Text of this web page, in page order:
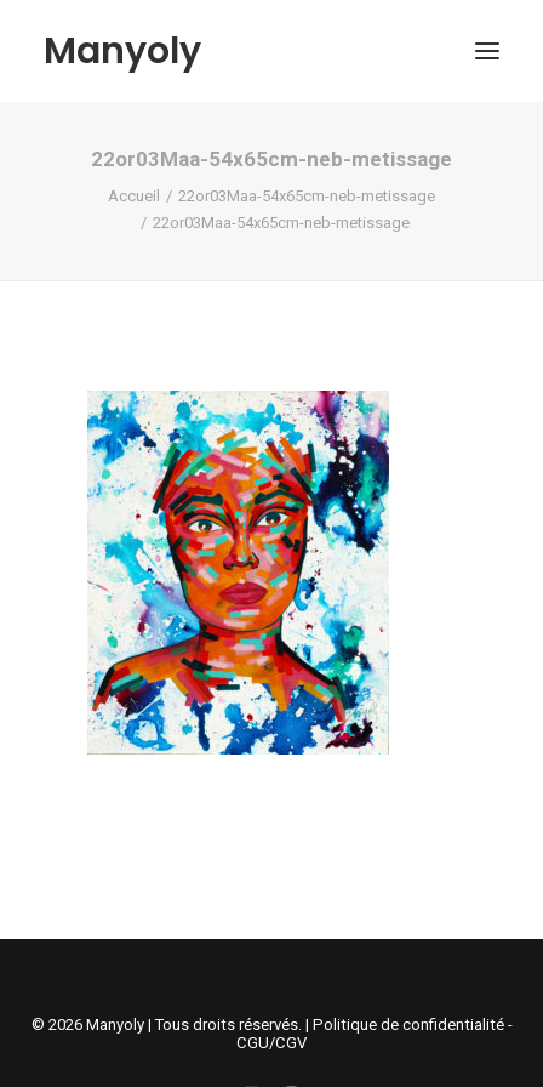
Manyoly
Tableaux
Mon compte
Recherche
Panier
22or03Maa-54x65cm-neb-metissage
Accueil
22or03Maa-54x65cm-neb-metissage
22or03Maa-54x65cm-neb-metissage
© 2026 Manyoly | Tous droits réservés. | Politique de confidentialité -
CGU/CGV